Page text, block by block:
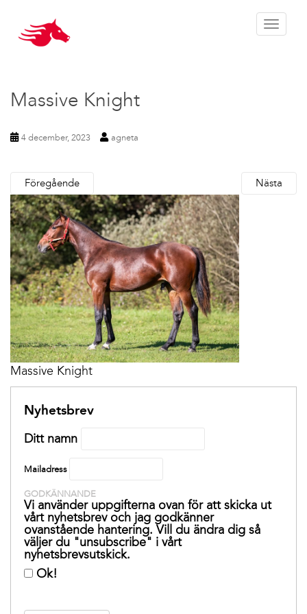
Toggle
Massive Knight
4 december, 2023 agneta
Föregående Nästa
Massive Knight
Nyhetsbrev
Ditt namn
Mailadress
GODKÄNNANDE
Vi använder uppgifterna ovan för att skicka ut
vårt nyhetsbrev och jag godkänner
ovanstående hantering. Vill du ändra dig så
väljer du "unsubscribe" i vårt
nyhetsbrevsutskick.
Ok!